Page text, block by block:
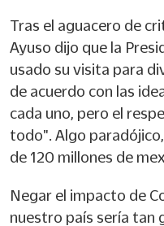
Tras el aguacero de
Ayuso dijo que la
usado su visita para
de acuerdo con las
cada uno, pero el
todo". Algo paradójico,
de 120 millones de
Negar el impacto de
nuestro país sería tan